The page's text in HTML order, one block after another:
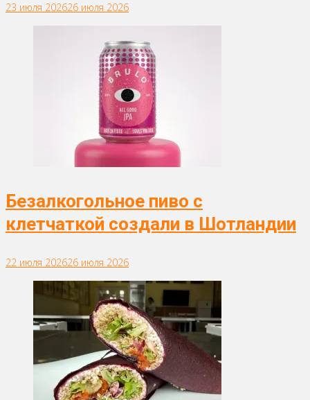
23 июля 202626 июля 2026
Безалкогольное пиво с
клетчаткой создали в Шотландии
22 июля 202626 июля 2026